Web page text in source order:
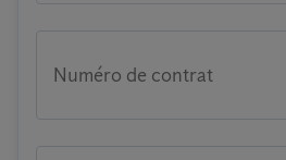
Numéro de contrat